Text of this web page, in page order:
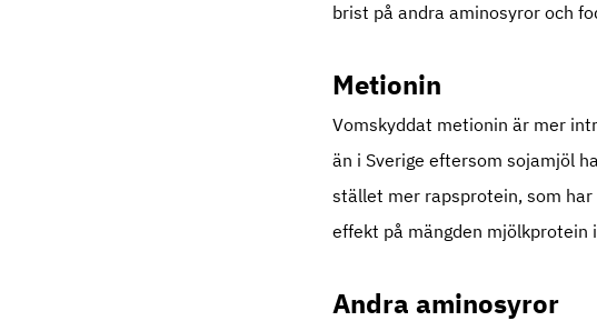
brist på andra aminosyror och
Metionin
Vomskyddat metionin är mer
än i Sverige eftersom sojamjöl
stället mer rapsprotein, som
effekt på mängden mjölkprotein
Andra aminosyror